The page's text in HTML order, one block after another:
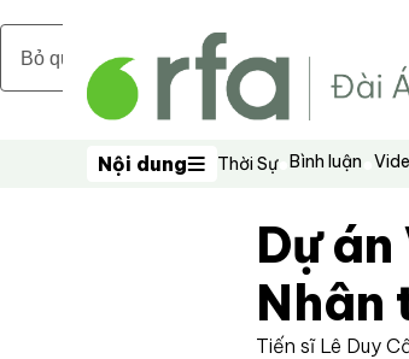
Bỏ qua nội dung chính
Nội dung
Nội dung Thời Sự Bình luận
Dự
Nhân
Tiến sĩ Lê Duy